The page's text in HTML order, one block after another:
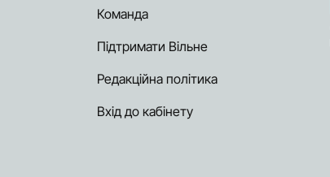
Команда
Підтримати Вільне
Редакційна політика
Вхід до кабінету